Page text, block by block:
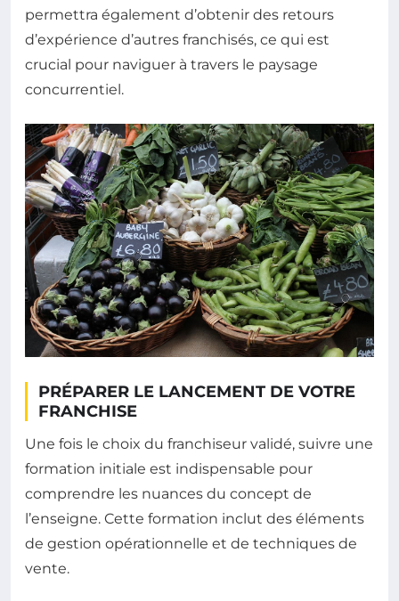
permettra également d’obtenir des retours
d’expérience d’autres franchisés, ce qui est
crucial pour naviguer à travers le paysage
concurrentiel.
PRÉPARER LE LANCEMENT DE VOTRE
FRANCHISE
Une fois le choix du franchiseur validé, suivre une
formation initiale est indispensable pour
comprendre les nuances du concept de
l’enseigne. Cette formation inclut des éléments
de gestion opérationnelle et de techniques de
vente.